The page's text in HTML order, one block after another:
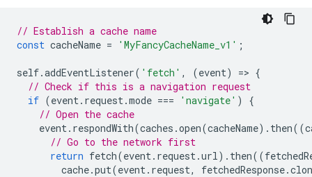
// Establish a cache name
const cacheName = 'MyFancyCacheName_v1' ;
self.addEventListener( 'fetch' , (event) => {
// Check if this is a navigation request
if (event. request.mode === 'navigate' )
{
// Open the cache
event. respondWith(caches .open(cacheName). then((
// Go to the network first
return fetch(event. request.url). then((
cache.put(event. request, fetchedResponse.